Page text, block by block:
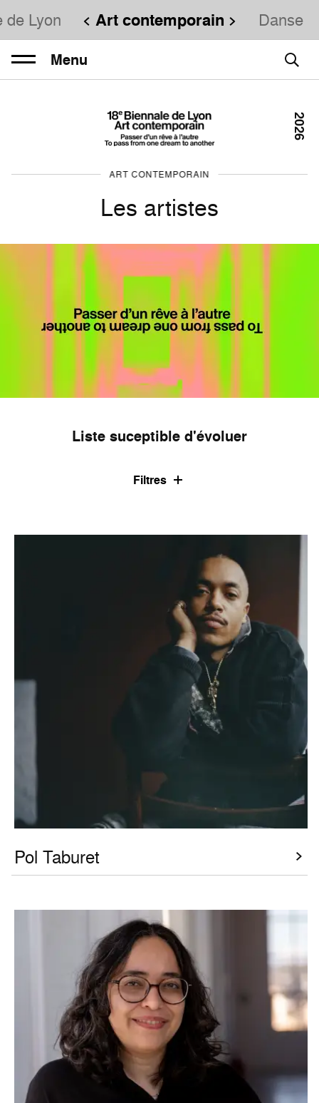
de Lyon Art contemporain Danse
Menu
ART CONTEMPORAIN
Les artistes
2026
Liste suceptible d'évoluer
Filtres
Pol Taburet